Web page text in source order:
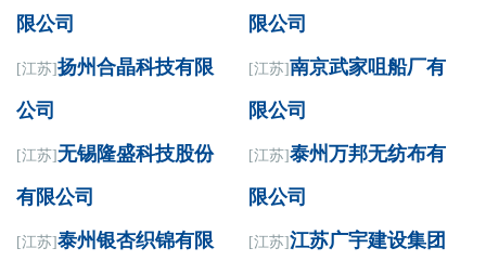
限公司
限公司
[江苏]扬州合晶科技有限
公司
[江苏]南京武家咀船厂有
限公司
[江苏]无锡隆盛科技股份
有限公司
[江苏]泰州万邦无纺布有
限公司
[江苏]泰州银杏织锦有限
[江苏]江苏广宇建设集团